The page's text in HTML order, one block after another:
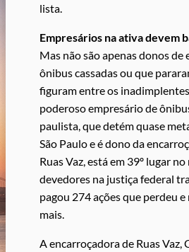
lista.
Empresários na ativa devem
Mas não são apenas donos de
ônibus cassadas ou que
figuram entre os
poderoso empresário de
paulista, que detém quase
São Paulo e é dono da
Ruas Vaz, está em 39º lugar
devedores na justiça federal
pagou 274 ações que perdeu
mais.
A encarroçadora de Ruas Vaz,